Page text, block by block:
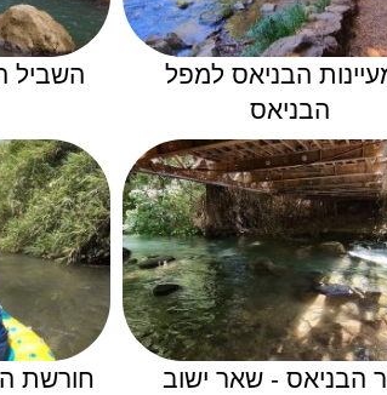
הבניאס למפל
הבניאס
השביל
הבניאס - שאר ישוב חורשת